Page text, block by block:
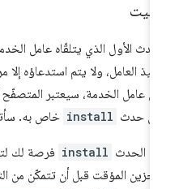
الأول الذي يتلقّاه عامل الخدمة
العامل، ولا يتم استدعاؤه إلا
عامل الخدمة، سيعتبر المتصفّح
حدث install خاص به.
الحدث install فرصة لك
المؤقت قبل أن تتمكّن من